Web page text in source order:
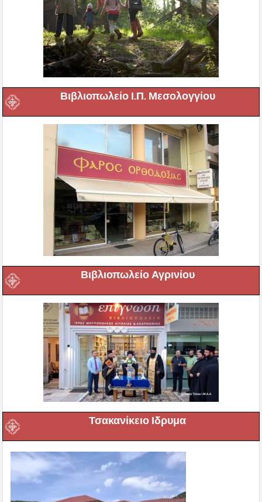
Βιβλιοπωλείο Ι.Π. Μεσολογγίου
Βιβλιοπωλείο Αγρινίου
Τσακανίκειο Ιδρυμα